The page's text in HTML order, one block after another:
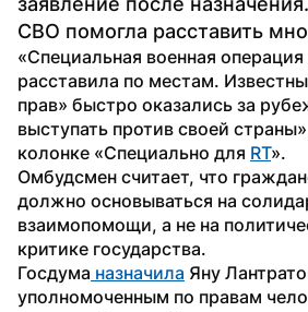
СВО помогла расставить
«Специальная военная
расставила по местам.
прав» быстро оказались за
выступать против своей
колонке «Специально для RT».
Омбудсмен считает, что
должно основываться на
взаимопомощи, а не на
критике государства.
Госдума назначила Яну
уполномоченным по правам